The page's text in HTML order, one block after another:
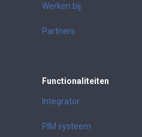
Werken bij
Partners
Functionaliteiten
Integrator
PIM systeem